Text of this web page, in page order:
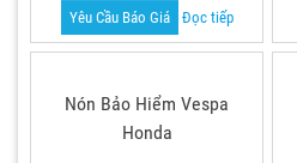
Yêu Cầu Báo Giá Đọc tiếp
Nón Bảo Hiểm Vespa
Honda